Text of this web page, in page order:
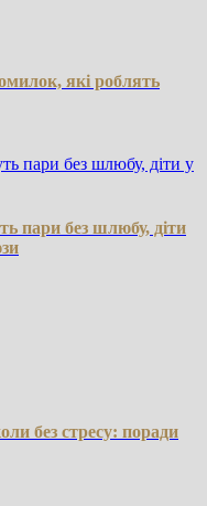
які роблять
пари без шлюбу, діти
без стресу: поради